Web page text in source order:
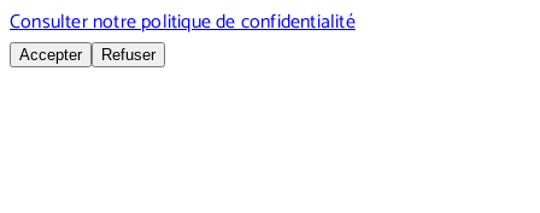
Consulter notre politique de confidentialité
Accepter Refuser